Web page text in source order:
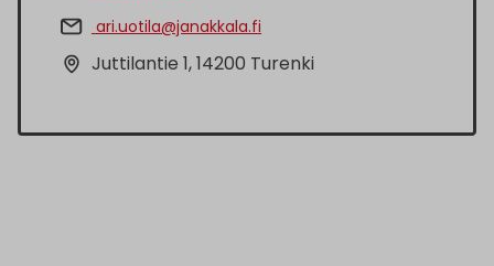
ari.uotila@janakkala.fi
Juttilantie 1, 14200 Turenki